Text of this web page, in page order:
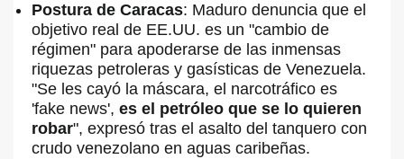
Postura de Caracas: Maduro denuncia que el
objetivo real de EE.UU. es un "cambio de
régimen" para apoderarse de las inmensas
riquezas petroleras y gasísticas de Venezuela.
"Se les cayó la máscara, el narcotráfico es
'fake news', es el petróleo que se lo quieren
robar", expresó tras el asalto del tanquero con
crudo venezolano en aguas caribeñas.